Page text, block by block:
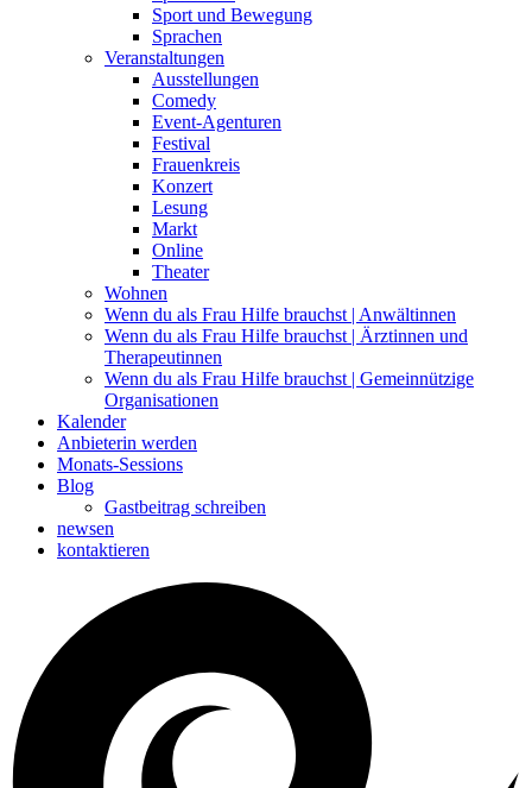
Sport und Bewegung
Sprachen
Veranstaltungen
Ausstellungen
Comedy
Event-Agenturen
Festival
Frauenkreis
Konzert
Lesung
Markt
Online
Theater
Wohnen
Wenn du als Frau Hilfe brauchst | Anwältinnen
Wenn du als Frau Hilfe brauchst | Ärztinnen und
Therapeutinnen
Wenn du als Frau Hilfe brauchst | Gemeinnützige
Organisationen
Kalender
Anbieterin werden
Monats-Sessions
Blog
Gastbeitrag schreiben
newsen
kontaktieren